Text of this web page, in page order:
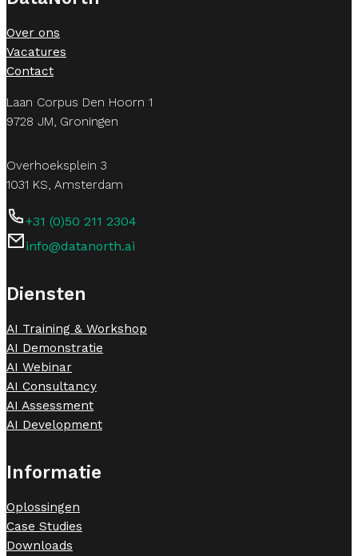
Over ons
Vacatures
Contact
Laan Corpus Den Hoorn 1
9728 JM, Groningen
Overhoeksplein 3
1031 KS, Amsterdam
+31 (0)50 211 2304
info@datanorth.ai
Diensten
AI Training & Workshop
AI Demonstratie
AI Webinar
AI Consultancy
AI Assessment
AI Development
Informatie
Oplossingen
Case Studies
Downloads